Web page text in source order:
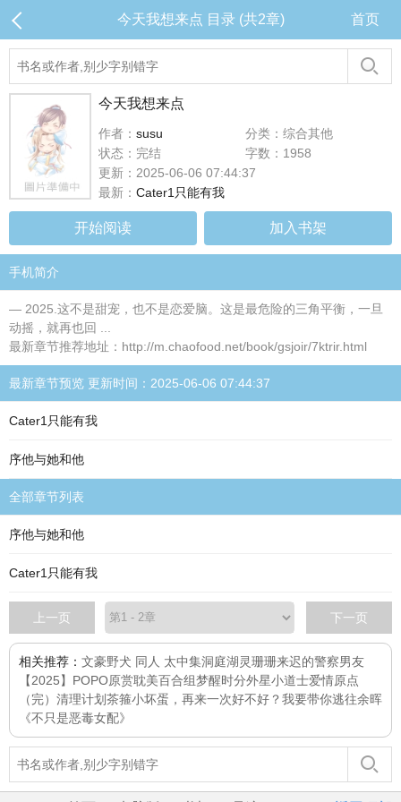
今天我想来点 目录 (共2章) 首页
今天我想来点
作者： susu
分类：综合其他
状态：完结
字数：1958
更新：2025-06-06 07:44:37
最新： Cater1只能有我
开始阅读 加入书架
手机简介
— 2025.这不是甜宠，也不是恋爱脑。这是最危险的三角平衡，一旦
动摇，就再也回 ...
最新章节推荐地址：http://m.chaofood.net/book/gsjoir/7ktrir.html
最新章节预览 更新时间：2025-06-06 07:44:37
Cater1只能有我
序他与她和他
全部章节列表
序他与她和他
Cater1只能有我
上一页 下一页
相关推荐： 文豪野犬 同人 太中集洞庭湖灵珊珊来迟的警察男友
【2025】POPO原赏耽美百合组梦醒时分外星小道士爱情原点
（完） 清理计划茶箍小坏蛋，再来一次好不好？我要带你逃往余晖
《不只是恶毒女配》